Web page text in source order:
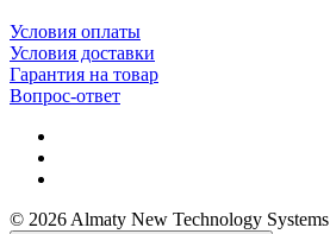
Условия оплаты
Условия доставки
Гарантия на товар
Вопрос-ответ
© 2026 Almaty New Technology Systems